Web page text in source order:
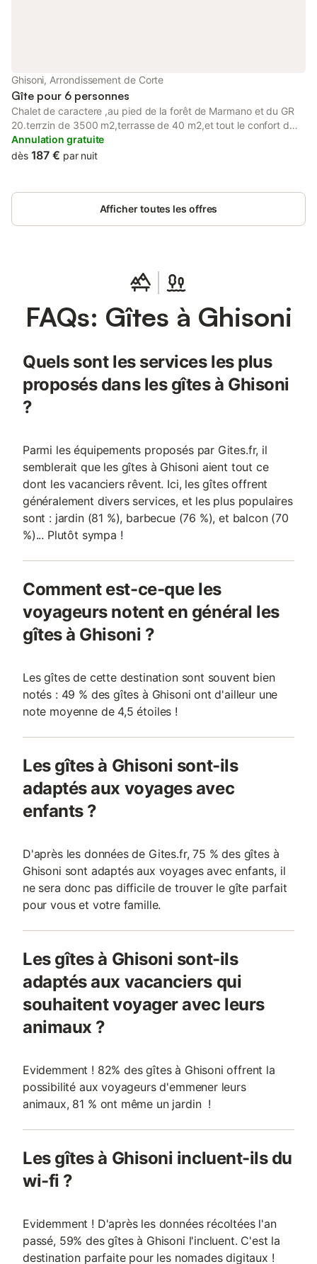
Ghisoni, Arrondissement de Corte
Gîte pour 6 personnes
Chalet de caractere ,au pied de la forêt de Marmano et du GR
20.terrzin de 3500 m2,terrasse de 40 m2,et tout le confort d
une vraie maison.villag à 3mn et rivièreà moins d 1 km,resto
boulangerie épiceri.
Annulation gratuite
dès 187 € par nuit
Afficher toutes les offres
FAQs: Gîtes à Ghisoni
Quels sont les services les plus
proposés dans les gîtes à Ghisoni
?
Parmi les équipements proposés par Gites.fr, il
semblerait que les gîtes à Ghisoni aient tout ce
dont les vacanciers rêvent. Ici, les gîtes offrent
généralement divers services, et les plus populaires
sont : jardin (81 %), barbecue (76 %), et balcon (70
%)... Plutôt sympa !
Comment est-ce-que les
voyageurs notent en général les
gîtes à Ghisoni ?
Les gîtes de cette destination sont souvent bien
notés : 49 % des gîtes à Ghisoni ont d'ailleur une
note moyenne de 4,5 étoiles !
Les gîtes à Ghisoni sont-ils
adaptés aux voyages avec
enfants ?
D'après les données de Gites.fr, 75 % des gîtes à
Ghisoni sont adaptés aux voyages avec enfants, il
ne sera donc pas difficile de trouver le gîte parfait
pour vous et votre famille.
Les gîtes à Ghisoni sont-ils
adaptés aux vacanciers qui
souhaitent voyager avec leurs
animaux ?
Evidemment ! 82% des gîtes à Ghisoni offrent la
possibilité aux voyageurs d'emmener leurs
animaux, 81 % ont même un jardin !
Les gîtes à Ghisoni incluent-ils du
wi-fi ?
Evidemment ! D'après les données récoltées l'an
passé, 59% des gîtes à Ghisoni l'incluent. C'est la
destination parfaite pour les nomades digitaux !